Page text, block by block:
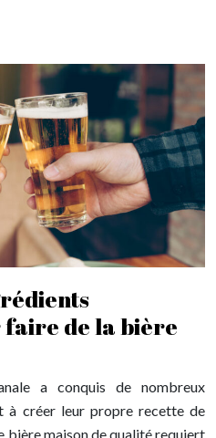
faire de la bière
a conquis de nombreux
à créer leur propre recette de
bière maison de qualité requiert